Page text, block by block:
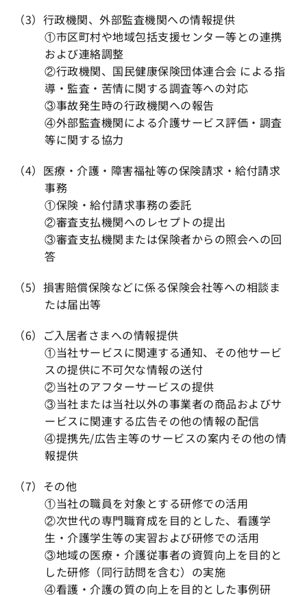
（3）行政機関、外部監査機関への情報提供
①市区町村や地域包括支援センター等との連携
および連絡調整
②行政機関、国民健康保険団体連合会 による指
導・監査・苦情に関する調査等への対応
③事故発生時の行政機関への報告
④外部監査機関による介護サービス評価・調査
等に関する協力
（4）医療・介護・障害福祉等の保険請求・給付請求
事務
①保険・給付請求事務の委託
②審査支払機関へのレセプトの提出
③審査支払機関または保険者からの照会への回
答
（5）損害賠償保険などに係る保険会社等への相談ま
たは届出等
（6）ご入居者さまへの情報提供
①当社サービスに関連する通知、その他サービ
スの提供に不可欠な情報の送付
②当社のアフターサービスの提供
③当社または当社以外の事業者の商品およびサ
ービスに関連する広告その他の情報の配信
④提携先/広告主等のサービスの案内その他の情
報提供
（7）その他
①当社の職員を対象とする研修での活用
②次世代の専門職育成を目的とした、看護学
生・介護学生等の実習および研修での活用
③地域の医療・介護従事者の資質向上を目的と
した研修（同行訪問を含む）の実施
④看護・介護の質の向上を目的とした事例研